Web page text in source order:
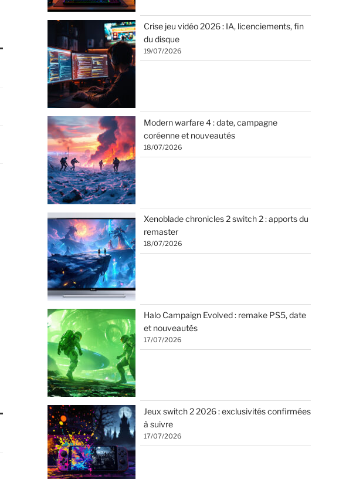
Crise jeu vidéo 2026 : IA, licenciements, fin
du disque
19/07/2026
Modern warfare 4 : date, campagne
coréenne et nouveautés
18/07/2026
Xenoblade chronicles 2 switch 2 : apports du
remaster
18/07/2026
Halo Campaign Evolved : remake PS5, date
et nouveautés
17/07/2026
Jeux switch 2 2026 : exclusivités confirmées
à suivre
17/07/2026